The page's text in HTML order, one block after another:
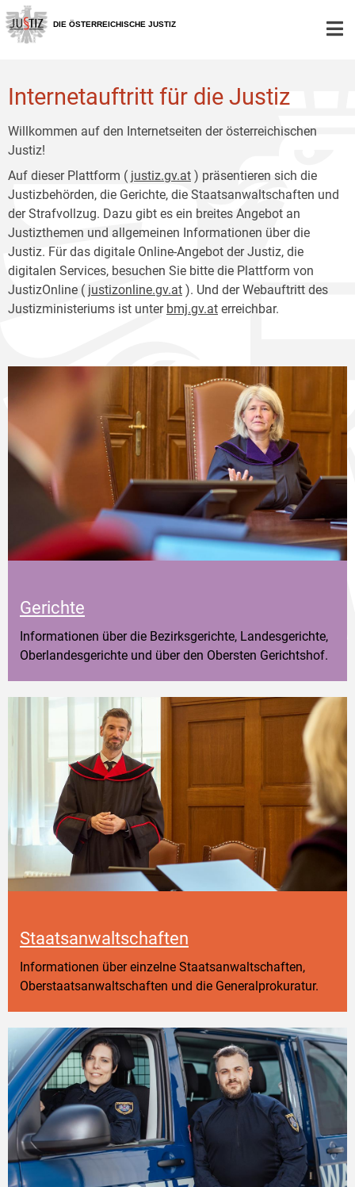
Zur
Hauptnavigation
[1]
Zum
Inhalt
[2]
DIE ÖSTERREICHISCHE JUSTIZ
Internetauftritt für die Justiz
Willkommen auf den Internetseiten der österreichischen
Justiz!
Auf dieser Plattform ( justiz.gv.at ) präsentieren sich die
Justizbehörden, die Gerichte, die Staatsanwaltschaften und
der Strafvollzug. Dazu gibt es ein breites Angebot an
Justizthemen und allgemeinen Informationen über die
Justiz. Für das digitale Online-Angebot der Justiz, die
digitalen Services, besuchen Sie bitte die Plattform von
JustizOnline ( justizonline.gv.at ). Und der Webauftritt des
Justizministeriums ist unter bmj.gv.at erreichbar.
Gerichte
Informationen über die Bezirksgerichte, Landesgerichte,
Oberlandesgerichte und über den Obersten Gerichtshof.
Staatsanwaltschaften
Informationen über einzelne Staatsanwaltschaften,
Oberstaatsanwaltschaften und die Generalprokuratur.